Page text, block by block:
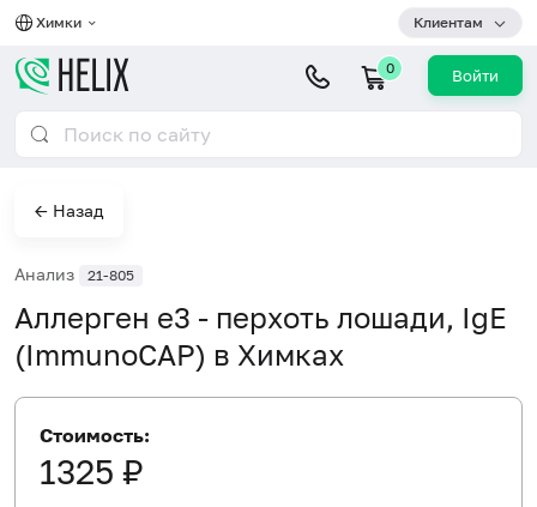
Химки Клиентам
0 Войти
← Назад
Анализ 21-805
Аллерген e3 - перхоть лошади, IgE
(ImmunoCAP) в Химках
Стоимость:
1325 ₽